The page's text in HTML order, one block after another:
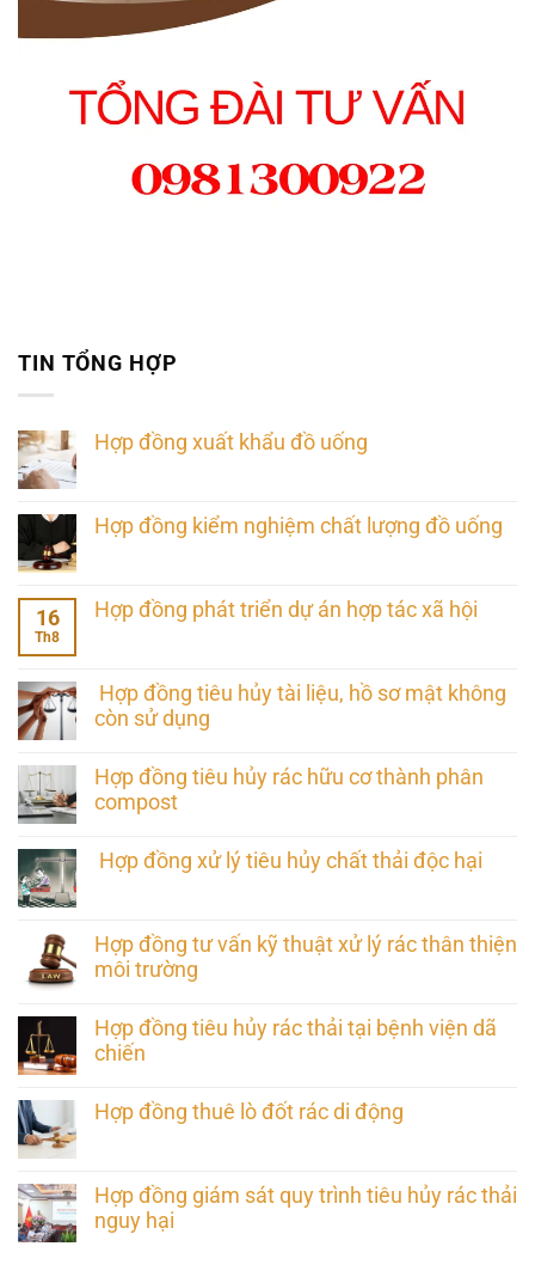
TIN TỔNG HỢP
Hợp đồng xuất khẩu đồ uống
Hợp đồng kiểm nghiệm chất lượng đồ uống
16
Th8
Hợp đồng phát triển dự án hợp tác xã hội
Hợp đồng tiêu hủy tài liệu, hồ sơ mật không
còn sử dụng
Hợp đồng tiêu hủy rác hữu cơ thành phân
compost
Hợp đồng xử lý tiêu hủy chất thải độc hại
Hợp đồng tư vấn kỹ thuật xử lý rác thân thiện
môi trường
Hợp đồng tiêu hủy rác thải tại bệnh viện dã
chiến
Hợp đồng thuê lò đốt rác di động
Hợp đồng giám sát quy trình tiêu hủy rác thải
nguy hại